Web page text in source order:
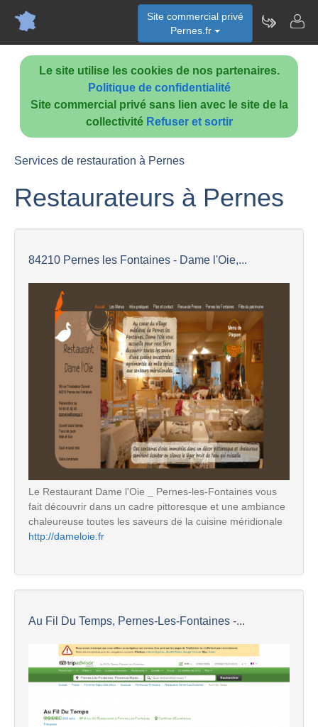
Le site utilise les cookies de nos partenaires.
Politique de confidentialité
Site commercial privé sans lien avec le site de la
collectivité Refuser et sortir
Site commercial privé
Pernes.fr
Services de restauration à Pernes
Restaurateurs à Pernes
84210 Pernes les Fontaines - Dame l'Oie,...
Le Restaurant Dame l'Oie _ Pernes-les-Fontaines vous
fait découvrir dans un cadre pittoresque et une ambiance
chaleureuse toutes les saveurs de la cuisine méridionale
http://dameloie.fr
Au Fil Du Temps, Pernes-Les-Fontaines -...